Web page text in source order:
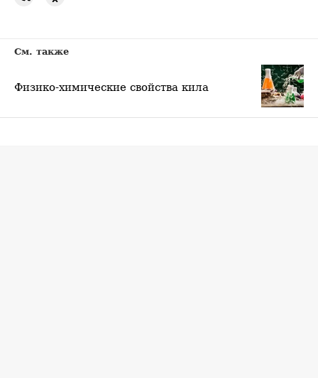
См. также
Физико-химические свойства кила